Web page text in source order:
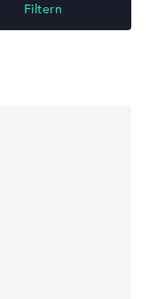
Filtern